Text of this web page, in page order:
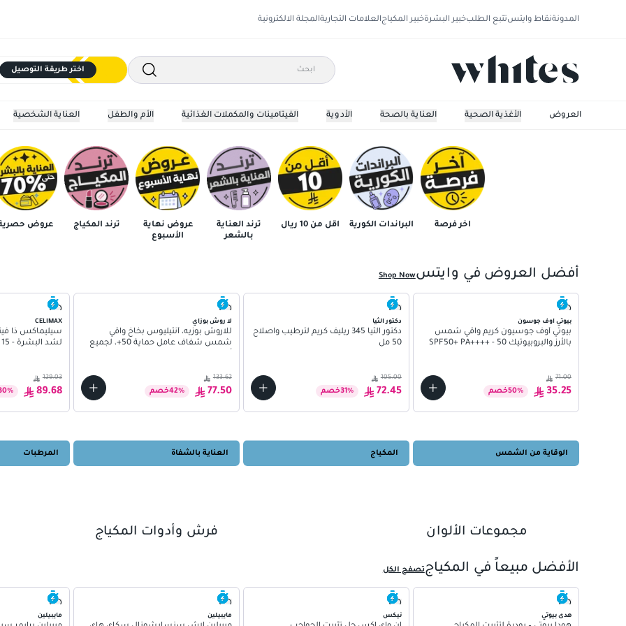
المدونةنقاط وايتستتبع الطلبخبير البشرةخبير المكياجالعلامات التجاريةالمجلة الالكترونية
اختر طريقة التوصيل
العناية الشخصية الأم والطفل الفيتامينات والمكملات الغذائية الأدوية العناية بالصحة الأغذية الصحية العروض
آخر فرصة البراندات الكورية أقل من 10 ريال
ترند العناية
بالشعر
عروض نهاية
الأسبوع
ترند المكياج عروض
أفضل العروض في وايتسShop Now
بيوتي اوف جوسون
بيوتي أوف جوسيون كريم واقي شمس
بالأرز والبروبيوتيك SPF50+ PA++++ - 50
71.00
35.25
50% خصم
دكتور الثيا
دكتور الثيا 345 ريليف كريم لترطيب واصلاح
50 مل
105.00
72.45
31% خصم
لا روش بوزاي
للاروش بوزيه، أنثيليوس بخاخ واقي
شمس شفاف عامل حماية 50+، لجميع
133.62
77.50
42% خصم
CELIMAX
سيليماكس ذا
لشد البشرة - 15 مل
129.03
89.68
%
الوقاية من الشمس المكياج العناية بالشفاة المرطبات
مجموعات الألوان فرش وأدوات المكياج
الأفضل مبيعاً في المكياجتصفح الكل
هدى بيوتي نيكس مايبيلين مايبيلين